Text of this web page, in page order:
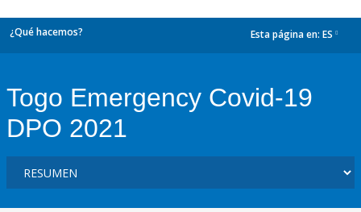
¿Qué hacemos? Esta página en: ES
Togo Emergency Covid-19
DPO 2021